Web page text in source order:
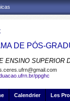
DE PÓS-
ENSINO SUPERIOR
ppghc
Calendrier Les